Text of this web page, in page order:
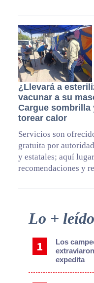
¿Llevará a
vacunar a su
Cargue sombrilla
torear calor
Servicios son
gratuita por
y estatales; aquí
recomendaciones y
Primary
Lo + leído
Los
expedita